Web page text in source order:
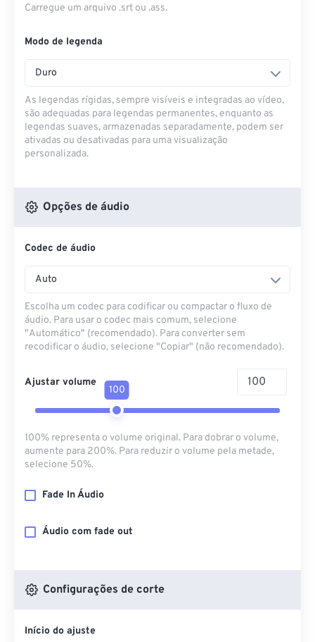
Carregue um arquivo .srt ou .ass.
Modo de legenda
Duro
As legendas rígidas, sempre visíveis e integradas ao vídeo,
são adequadas para legendas permanentes, enquanto as
legendas suaves, armazenadas separadamente, podem ser
ativadas ou desativadas para uma visualização
personalizada.
Opções de áudio
Codec de áudio
Auto
Escolha um codec para codificar ou compactar o fluxo de
áudio. Para usar o codec mais comum, selecione
"Automático" (recomendado). Para converter sem
recodificar o áudio, selecione "Copiar" (não recomendado).
Ajustar volume
100
100% representa o volume original. Para dobrar o volume,
aumente para 200%. Para reduzir o volume pela metade,
selecione 50%.
Fade In Áudio
Áudio com fade out
Configurações de corte
Início do ajuste